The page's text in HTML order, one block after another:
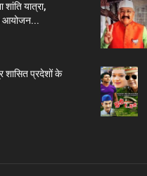
शांति यात्रा,
आयोजन...
शासित प्रदेशों के